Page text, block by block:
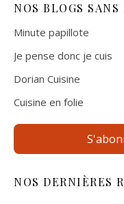
NOS BLOGS SANS
Minute papillote
Je pense donc je cuis
Dorian Cuisine
Cuisine en folie
NOS DERNIÈRES